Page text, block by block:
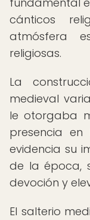
cánticos
atmósfera
religiosas.
La
medieval
le otorgaba
presencia
evidencia su
de la época,
devoción y
El salterio